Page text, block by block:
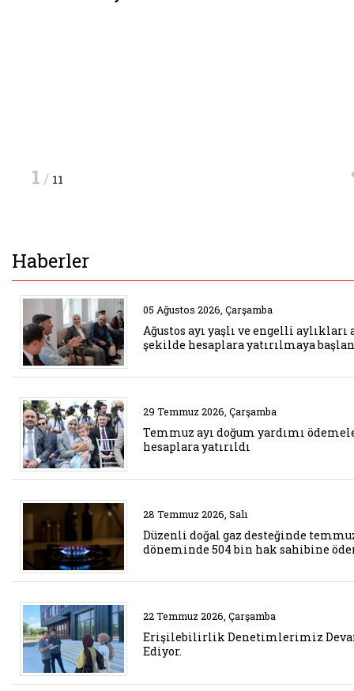
1 / 11
Haberler
Belgeyi aç: agustos ayi yasli
05 Ağustos 2026, Çarşamba
Ağustos ayı yaşlı ve engelli aylıkları
şekilde hesaplara yatırılmaya
Belgeyi aç: temmuz ayi
29 Temmuz 2026, Çarşamba
Temmuz ayı doğum yardımı
hesaplara yatırıldı
Belgeyi aç: duzenli dogal gaz
28 Temmuz 2026, Salı
Düzenli doğal gaz desteğinde
döneminde 504 bin hak sahibine
Belgeyi aç: erisilebilirlik
22 Temmuz 2026, Çarşamba
Erişilebilirlik Denetimlerimiz
Ediyor.